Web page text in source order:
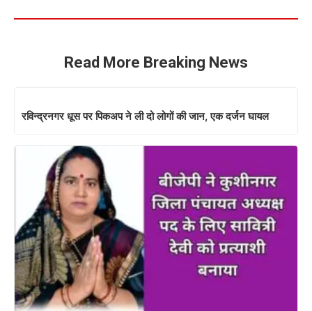
Read More Breaking News
रविन्द्रनगर धूस पर पिकअप ने ली दो लोगों की जान, एक दर्जन घायल